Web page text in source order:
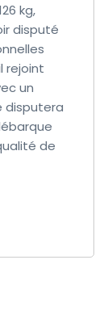
kg,
disputé
rejoint
un
disputera
de